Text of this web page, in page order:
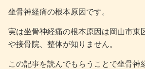
坐骨神経痛の根本原因です。
実は坐骨神経痛の根本原因は岡山市東
や接骨院、整体が知りません。
この記事を読んでもらうことで坐骨神